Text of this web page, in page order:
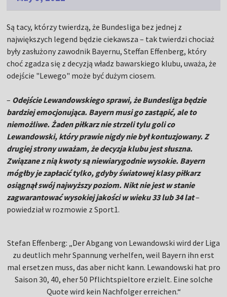
Są tacy, którzy twierdzą, że Bundesliga bez jednej z
największych legend będzie ciekawsza – tak twierdzi chociaż
były zasłużony zawodnik Bayernu, Steffan Effenberg, który
choć zgadza się z decyzją władz bawarskiego klubu, uważa, że
odejście "Lewego" może być dużym ciosem.
– Odejście Lewandowskiego sprawi, że Bundesliga będzie
bardziej emocjonująca. Bayern musi go zastąpić, ale to
niemożliwe. Żaden piłkarz nie strzeli tylu goli co
Lewandowski, który prawie nigdy nie był kontuzjowany. Z
drugiej strony uważam, że decyzja klubu jest słuszna.
Związane z nią kwoty są niewiarygodnie wysokie. Bayern
mógłby je zapłacić tylko, gdyby światowej klasy piłkarz
osiągnął swój najwyższy poziom. Nikt nie jest w stanie
zagwarantować wysokiej jakości w wieku 33 lub 34 lat–
powiedział w rozmowie z Sport1.
Stefan Effenberg: „Der Abgang von Lewandowski wird der Liga
zu deutlich mehr Spannung verhelfen, weil Bayern ihn erst
mal ersetzen muss, das aber nicht kann. Lewandowski hat pro
Saison 30, 40, eher 50 Pflichtspieltore erzielt. Eine solche
Quote wird kein Nachfolger erreichen.“